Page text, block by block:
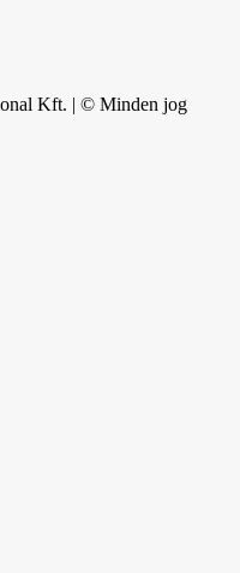
Kft. | © Minden jog